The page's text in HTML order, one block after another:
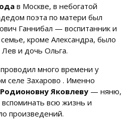
в Москве, в небогатой
поэта по матери был
Ганнибал — воспитанник и
кроме Александра, было
и дочь Ольга.
много времени у
селе Захарово . Именно
Яковлеву — няню,
всю жизнь и
произведений.